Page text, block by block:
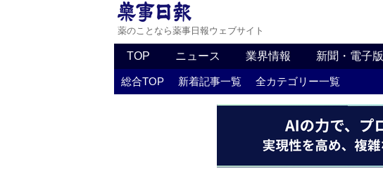
薬のことなら薬事日報ウェブサイト
TOP ニュース 業界情報 新聞・電子版
総合TOP 新着記事一覧 全カテゴリー一覧